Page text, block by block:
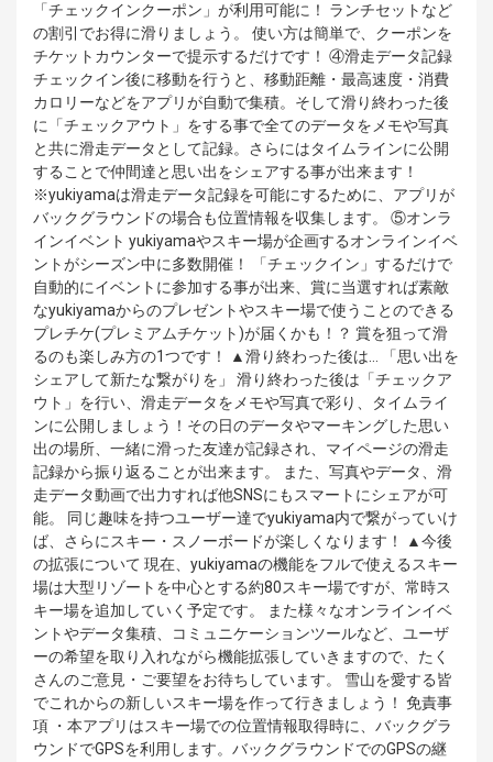
「チェックインクーポン」が利用可能に！ ランチセットなど
の割引でお得に滑りましょう。 使い方は簡単で、クーポンを
チケットカウンターで提示するだけです！ ④滑走データ記録
チェックイン後に移動を行うと、移動距離・最高速度・消費
カロリーなどをアプリが自動で集積。そして滑り終わった後
に「チェックアウト」をする事で全てのデータをメモや写真
と共に滑走データとして記録。さらにはタイムラインに公開
することで仲間達と思い出をシェアする事が出来ます！
※yukiyamaは滑走データ記録を可能にするために、アプリが
バックグラウンドの場合も位置情報を収集します。 ⑤オンラ
インイベント yukiyamaやスキー場が企画するオンラインイベ
ントがシーズン中に多数開催！ 「チェックイン」するだけで
自動的にイベントに参加する事が出来、賞に当選すれば素敵
なyukiyamaからのプレゼントやスキー場で使うことのできる
プレチケ(プレミアムチケット)が届くかも！？ 賞を狙って滑
るのも楽しみ方の1つです！ ▲滑り終わった後は… 「思い出を
シェアして新たな繋がりを」 滑り終わった後は「チェックア
ウト」を行い、滑走データをメモや写真で彩り、タイムライ
ンに公開しましょう！その日のデータやマーキングした思い
出の場所、一緒に滑った友達が記録され、マイページの滑走
記録から振り返ることが出来ます。 また、写真やデータ、滑
走データ動画で出力すれば他SNSにもスマートにシェアが可
能。 同じ趣味を持つユーザー達でyukiyama内で繋がっていけ
ば、さらにスキー・スノーボードが楽しくなります！ ▲今後
の拡張について 現在、yukiyamaの機能をフルで使えるスキー
場は大型リゾートを中心とする約80スキー場ですが、常時ス
キー場を追加していく予定です。 また様々なオンラインイベ
ントやデータ集積、コミュニケーションツールなど、ユーザ
ーの希望を取り入れながら機能拡張していきますので、たく
さんのご意見・ご要望をお待ちしています。 雪山を愛する皆
でこれからの新しいスキー場を作って行きましょう！ 免責事
項 ・本アプリはスキー場での位置情報取得時に、バックグラ
ウンドでGPSを利用します。バックグラウンドでのGPSの継